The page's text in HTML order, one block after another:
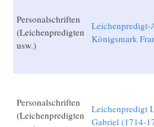
Personalschriften
(Leichenpredigten
usw.)
Leichenpredigt-
Königsmark
Personalschriften
(Leichenpredigten
Leichenpredigt
Gabriel (1714-